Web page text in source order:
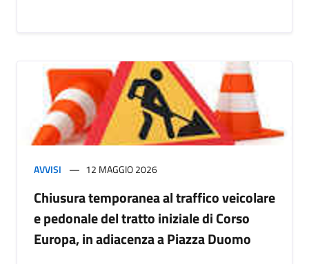
AVVISI 12 MAGGIO 2026
Chiusura temporanea al traffico veicolare
e pedonale del tratto iniziale di Corso
Europa, in adiacenza a Piazza Duomo